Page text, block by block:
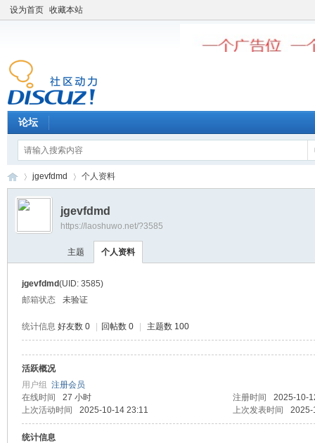
设为首页 收藏本站
论坛
›
jgevfdmd 个人资料
jgevfdmd
https://laoshuwo.net/?3585
主题 个人资料
jgevfdmd(UID: 3585)
邮箱状态
未验证
统计信息 好友数 0 回帖数 0 主题数 100
活跃概况
用户组 注册会员
在线时间
27 小时 注册时间
2025-10-
上次活动时间
2025-10-14 23:11 上次发表时间 2025-
统计信息